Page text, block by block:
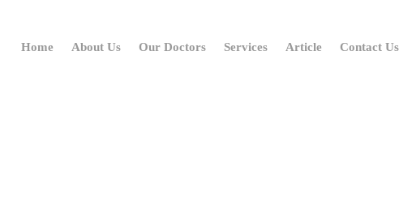
Home About Us Our Doctors Services Article Contact Us